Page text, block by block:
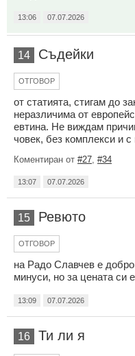
13:06 07.07.2026
14 Съдейки
ОТГОВОР
от статията, стигам до
неразличима от
евтина. Не виждам
човек, без комплекси и
Коментиран от #27 #34
13:07 07.07.2026
15 Ревюто
ОТГОВОР
на Радо Славчев е
минуси, но за цената си
13:09 07.07.2026
16 Ти ли я